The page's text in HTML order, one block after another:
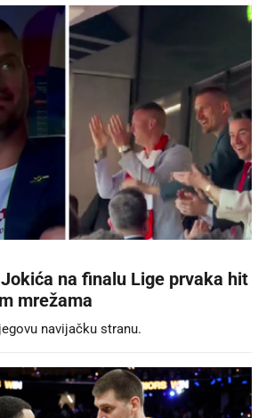
na finalu Lige prvaka hit
mrežama
navijačku stranu.